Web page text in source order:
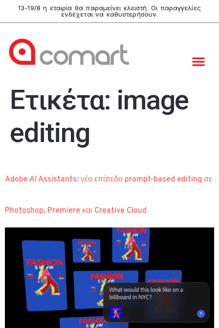
13-19/8 η εταιρία θα παραμείνει κλειστή. Οι παραγγελίες
ενδέχεται να καθυστερήσουν.
Ετικέτα: image
editing
Adobe AI Assistants: νέο επίπεδο prompt-based editing σε
Photoshop, Premiere και Creative Cloud